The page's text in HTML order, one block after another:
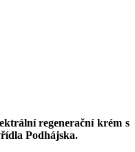
regenerační krém s
Podhájska.